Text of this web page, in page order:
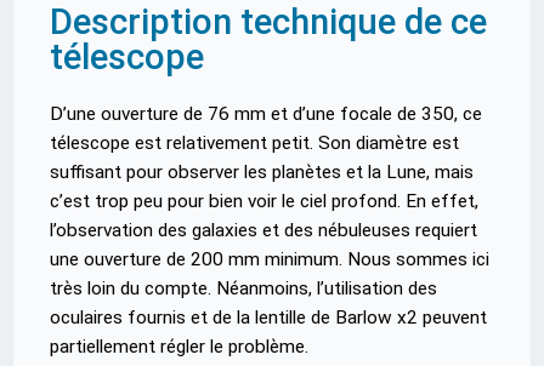
Description technique de ce
télescope
D’une ouverture de 76 mm et d’une focale de 350, ce
télescope est relativement petit. Son diamètre est
suffisant pour observer les planètes et la Lune, mais
c’est trop peu pour bien voir le ciel profond. En effet,
l’observation des galaxies et des nébuleuses requiert
une ouverture de 200 mm minimum. Nous sommes ici
très loin du compte. Néanmoins, l’utilisation des
oculaires fournis et de la lentille de Barlow x2 peuvent
partiellement régler le problème.